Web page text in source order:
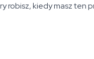
robisz, kiedy masz ten